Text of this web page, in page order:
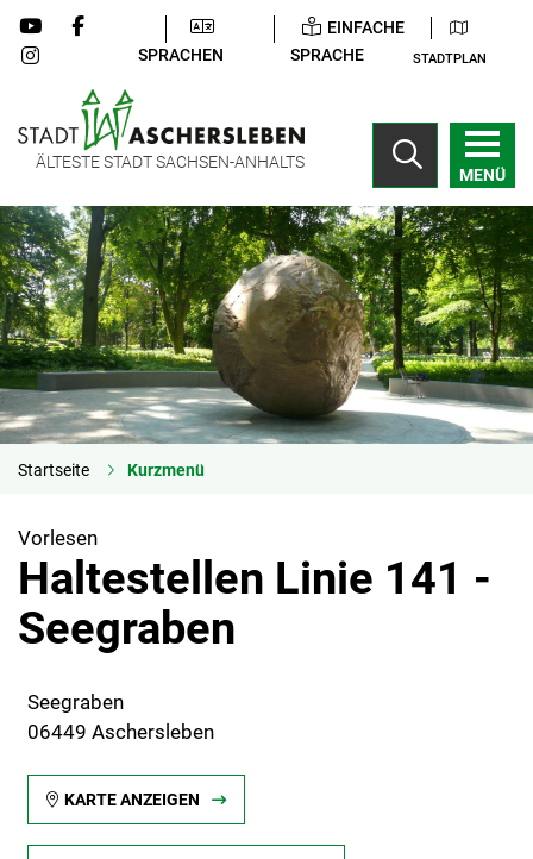
SPRACHEN
EINFACHE
SPRACHE
STADTPLAN
ÄLTESTE STADT SACHSEN-ANHALTS
MENÜ
Startseite Kurzmenü
Vorlesen
Haltestellen Linie 141 -
Seegraben
Seegraben
06449 Aschersleben
KARTE ANZEIGEN